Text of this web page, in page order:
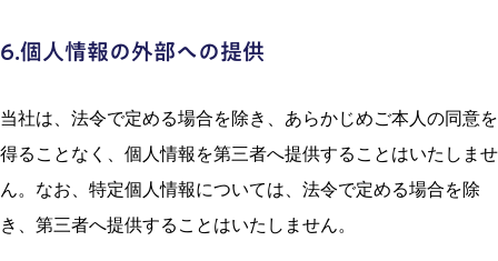
6.個⼈情報の外部への提供
当社は、法令で定める場合を除き、あらかじめご本⼈の同意を
得ることなく、個⼈情報を第三者へ提供することはいたしませ
ん。なお、特定個⼈情報については、法令で定める場合を除
き、第三者へ提供することはいたしません。